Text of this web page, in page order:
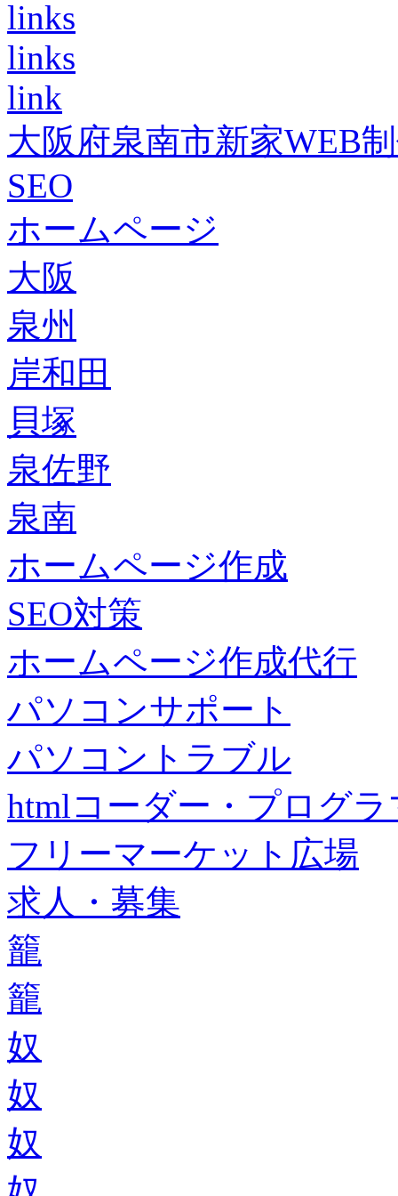
links
links
link
大阪府泉南市新家WEB
SEO
ホームページ
大阪
泉州
岸和田
貝塚
泉佐野
泉南
ホームページ作成
SEO対策
ホームページ作成代行
パソコンサポート
パソコントラブル
htmlコーダー・プログラ
フリーマーケット広場
求人・募集
籠
籠
奴
奴
奴